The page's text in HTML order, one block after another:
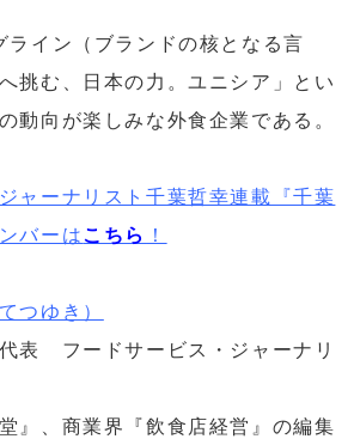
ライン（ブランドの核となる言
挑む、日本の力。ユニシア」とい
動向が楽しみな外食企業である。
ャーナリスト千葉哲幸連載『千葉
バーはこちら ！
つゆき）
表 フードサービス・ジャーナリ
』、商業界『飲食店経営』の編集